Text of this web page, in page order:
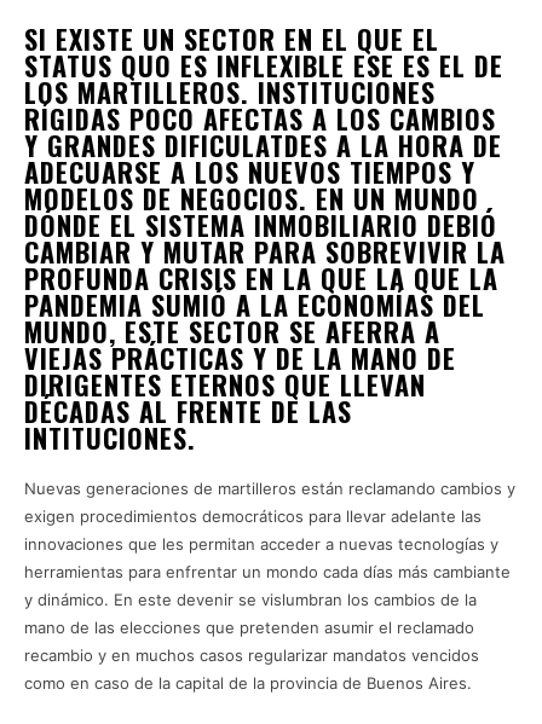
SI EXISTE UN SECTOR EN EL QUE EL
STATUS QUO ES INFLEXIBLE ESE ES EL DE
LOS MARTILLEROS. INSTITUCIONES
RÍGIDAS POCO AFECTAS A LOS CAMBIOS
Y GRANDES DIFICULATDES A LA HORA DE
ADECUARSE A LOS NUEVOS TIEMPOS Y
MODELOS DE NEGOCIOS. EN UN MUNDO
DÓNDE EL SISTEMA INMOBILIARIO DEBIÓ
CAMBIAR Y MUTAR PARA SOBREVIVIR LA
PROFUNDA CRISIS EN LA QUE LA QUE LA
PANDEMIA SUMIÓ A LA ECONOMÍAS DEL
MUNDO, ESTE SECTOR SE AFERRA A
VIEJAS PRÁCTICAS Y DE LA MANO DE
DIRIGENTES ETERNOS QUE LLEVAN
DÉCADAS AL FRENTE DE LAS
INTITUCIONES.
Nuevas generaciones de martilleros están reclamando cambios y
exigen procedimientos democráticos para llevar adelante las
innovaciones que les permitan acceder a nuevas tecnologías y
herramientas para enfrentar un mondo cada días más cambiante
y dinámico. En este devenir se vislumbran los cambios de la
mano de las elecciones que pretenden asumir el reclamado
recambio y en muchos casos regularizar mandatos vencidos
como en caso de la capital de la provincia de Buenos Aires.